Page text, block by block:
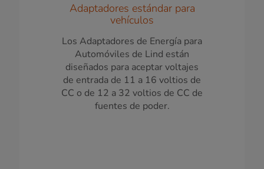
Adaptadores estándar para
vehículos
Los Adaptadores de Energía para
Automóviles de Lind están
diseñados para aceptar voltajes
de entrada de 11 a 16 voltios de
CC o de 12 a 32 voltios de CC de
fuentes de poder.